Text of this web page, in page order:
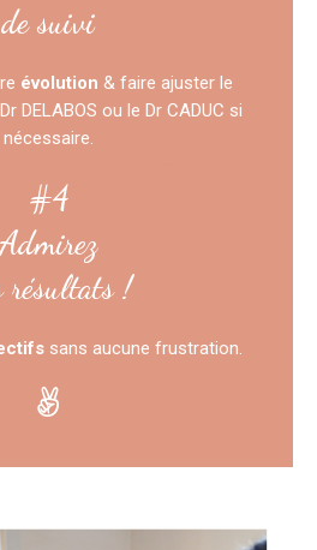
de suivi
évolution & faire ajuster le
DELABOS ou le Dr CADUC si
nécessaire.
#4
Admirez
résultats !
sans aucune frustration.